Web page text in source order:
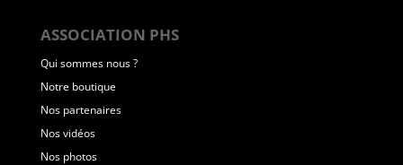
ASSOCIATION PHS
Qui sommes nous ?
Notre boutique
Nos partenaires
Nos vidéos
Nos photos